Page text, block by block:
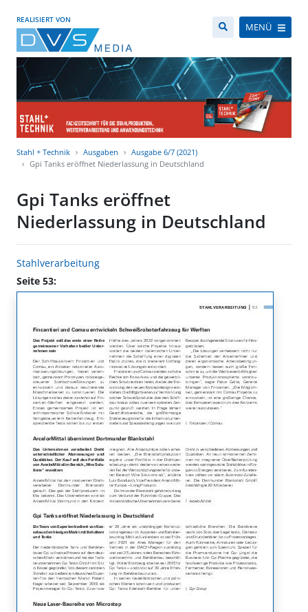
REALISIERT VON
MENÜ
Stahl + Technik Ausgaben
Ausgabe 6/7 (2021)
Gpi Tanks eröffnet Niederlassung in Deutschland
Gpi Tanks eröffnet
Niederlassung in Deutschland
Stahlverarbeitung
Seite 53: